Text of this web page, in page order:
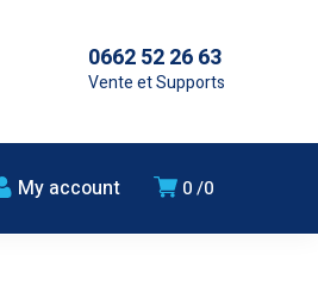
0662 52 26 63
Vente et Supports
0 0
My account